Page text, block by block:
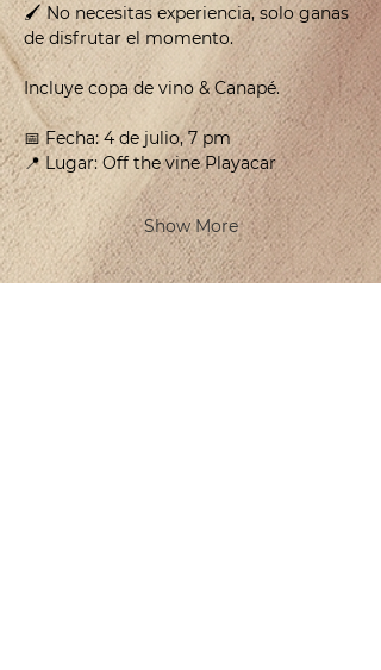
🖌️ No necesitas experiencia, solo ganas
de disfrutar el momento.
Incluye copa de vino & Canapé.
📅 Fecha: 4 de julio, 7 pm
📍 Lugar: Off the vine Playacar
Show More